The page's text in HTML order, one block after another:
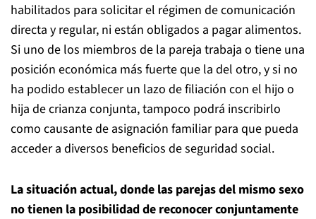
habilitados para solicitar el régimen de comunicación
directa y regular, ni están obligados a pagar alimentos.
Si uno de los miembros de la pareja trabaja o tiene una
posición económica más fuerte que la del otro, y si no
ha podido establecer un lazo de filiación con el hijo o
hija de crianza conjunta, tampoco podrá inscribirlo
como causante de asignación familiar para que pueda
acceder a diversos beneficios de seguridad social.
La situación actual, donde las parejas del mismo sexo
no tienen la posibilidad de reconocer conjuntamente